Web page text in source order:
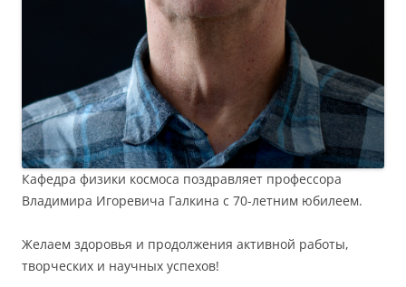
Кафедра физики космоса поздравляет профессора
Владимира Игоревича Галкина с 70-летним юбилеем.
Желаем здоровья и продолжения активной работы,
творческих и научных успехов!